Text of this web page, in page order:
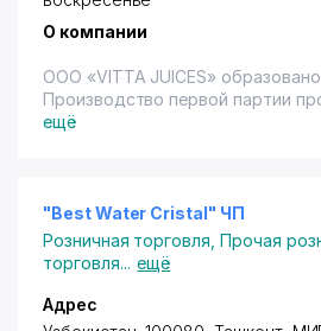
О компании
ООО «VITTA JUICES»
Производство первой партии
осуществлено в январе 2010
фруктовых соков и нектаров.
Непосредственно производство
осуществляется на
точности. Даже небольшое
стандартов состава купажа
ещё
"Best Water Cristal" ЧП
Розничная торговля ,Прочая
торговля... ещё
Адрес